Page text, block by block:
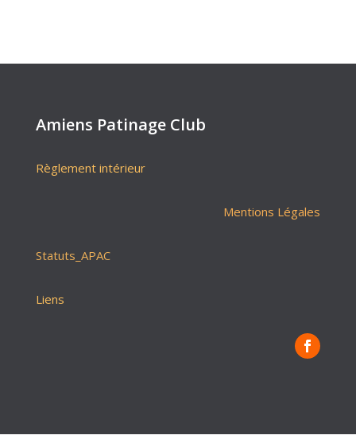
Amiens Patinage Club
Règlement intérieur
Mentions Légales
Statuts_APAC
Liens